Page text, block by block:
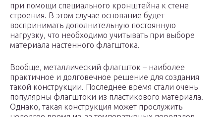
при помощи специального кронштейна к стене
строения. В этом случае основание будет
воспринимать дополнительную постоянную
нагрузку, что необходимо учитывать при выборе
материала настенного флагштока.
Вообще, металлический флагшток – наиболее
практичное и долговечное решение для создания
такой конструкции. Последнее время стали очень
популярны флагштоки из пластикового материала.
Однако, такая конструкция может прослужить